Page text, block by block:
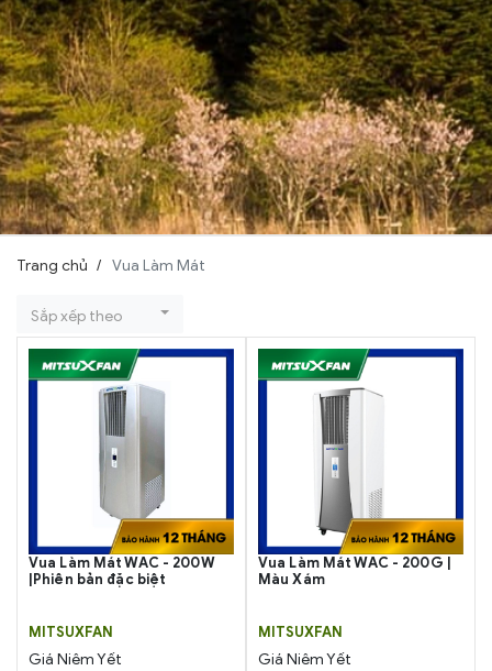
Trang chủ Vua Làm Mát
Sắp xếp theo
Vua Làm Mát WAC - 200W
|Phiên bản đặc biệt
MITSUXFAN
Giá Niêm Yết
Vua Làm Mát WAC - 200G |
Màu Xám
MITSUXFAN
Giá Niêm Yết